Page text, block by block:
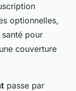
optionnelles,
santé pour
couverture
passe par